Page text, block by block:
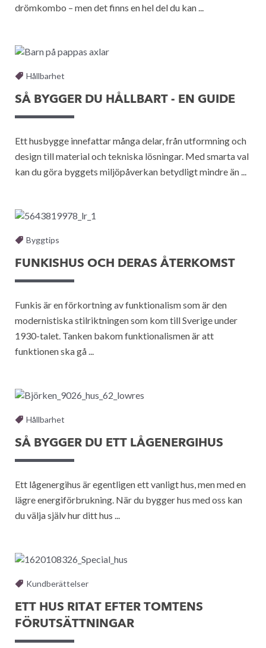
drömkombo – men det finns en hel del du kan ...
Hållbarhet
SÅ BYGGER DU HÅLLBART - EN GUIDE
Ett husbygge innefattar många delar, från utformning och
design till material och tekniska lösningar. Med smarta val
kan du göra byggets miljöpåverkan betydligt mindre än ...
Byggtips
FUNKISHUS OCH DERAS ÅTERKOMST
Funkis är en förkortning av funktionalism som är den
modernistiska stilriktningen som kom till Sverige under
1930-talet. Tanken bakom funktionalismen är att
funktionen ska gå ...
Hållbarhet
SÅ BYGGER DU ETT LÅGENERGIHUS
Ett lågenergihus är egentligen ett vanligt hus, men med en
lägre energiförbrukning. När du bygger hus med oss kan
du välja själv hur ditt hus ...
Kundberättelser
ETT HUS RITAT EFTER TOMTENS
FÖRUTSÄTTNINGAR